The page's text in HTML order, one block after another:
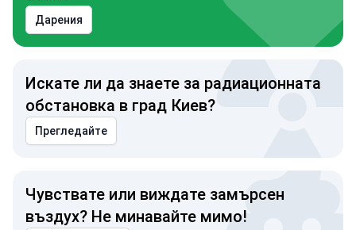
Дарения
Искате ли да знаете за радиационната
обстановка в град Киев?
Прегледайте
Чувствате или виждате замърсен
въздух? Не минавайте мимо!